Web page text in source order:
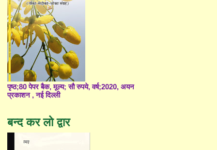
पृष्ठ;80 पेपर बैक, मूल्य; सौ रुपये, वर्ष;2020, अयन
प्रकाशन , नई दिल्ली
बन्द कर लो द्वार